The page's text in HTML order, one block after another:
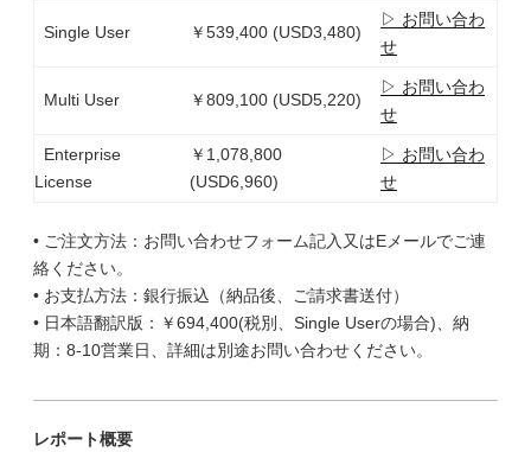
Single User ￥539,400 (USD3,480)
▷ お問い合わ
せ
Multi User ￥809,100 (USD5,220)
▷ お問い合わ
せ
Enterprise
License
￥1,078,800
(USD6,960)
▷ お問い合わ
せ
• ご注文方法：お問い合わせフォーム記入又はEメールでご連
絡ください。
• お支払方法：銀行振込（納品後、ご請求書送付）
• 日本語翻訳版：￥694,400(税別、Single Userの場合)、納
期：8-10営業日、詳細は別途お問い合わせください。
レポート概要